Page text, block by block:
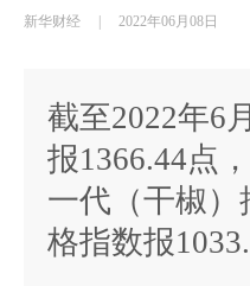
新华财经 2022年06月08日
截至2022年6
报1366.44点
一代（干椒）
格指数报